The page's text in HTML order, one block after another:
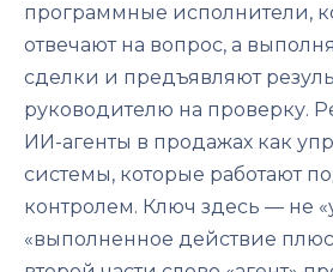
программные исполнители,
отвечают на вопрос, а
сделки и предъявляют
руководителю на проверку.
ИИ-агенты в продажах как
системы, которые работают
контролем. Ключ здесь — не
«выполненное действие плюс